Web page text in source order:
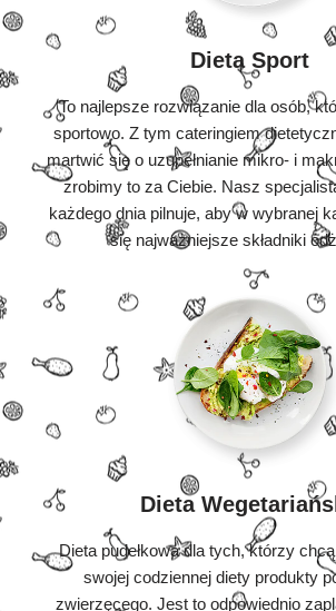
Dieta Sport
To najlepsze rozwiązanie dla osób,
sportowo. Z tym cateringiem
martwić się o uzupełnianie mikro- i
zrobimy to za Ciebie. Nasz
każdego dnia pilnuje, aby w wybranej
się najważniejsze składniki
Dieta
Dieta pudełkowa dla tych, którzy
swojej codziennej diety produkty
zwierzęcego. Jest to odpowiednio